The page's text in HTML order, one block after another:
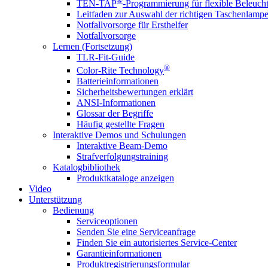
TEN-TAP -Programmierung für flexible
Leitfaden zur Auswahl der richtigen Taschenlampe
Notfallvorsorge für Ersthelfer
Notfallvorsorge
Lernen (Fortsetzung)
TLR-Fit-Guide
Color-Rite Technology®
Batterieinformationen
Sicherheitsbewertungen erklärt
ANSI-Informationen
Glossar der Begriffe
Häufig gestellte Fragen
Interaktive Demos und Schulungen
Interaktive Beam-Demo
Strafverfolgungstraining
Katalogbibliothek
Produktkataloge anzeigen
Video
Unterstützung
Bedienung
Serviceoptionen
Senden Sie eine Serviceanfrage
Finden Sie ein autorisiertes Service-Center
Garantieinformationen
Produktregistrierungsformular